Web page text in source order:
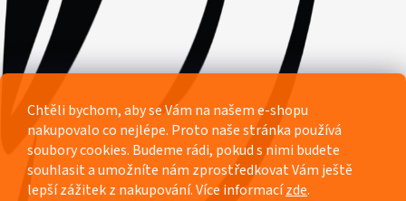
Chtěli bychom, aby se Vám na našem e-shopu
nakupovalo co nejlépe. Proto naše stránka používá
soubory cookies. Budeme rádi, pokud s nimi budete
souhlasit a umožníte nám zprostředkovat Vám ještě
lepší zážitek z nakupování.Více informacízde.